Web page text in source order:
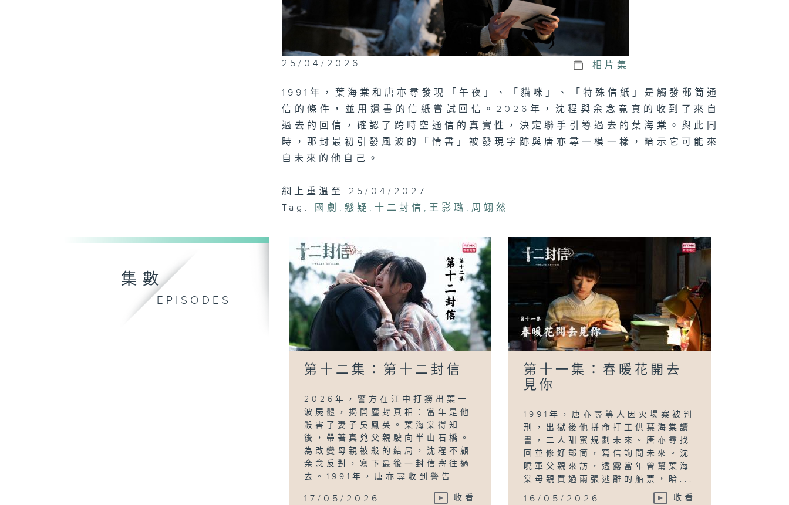
第四集：我想給你
一個晴天，但我只
有一把烏雲做的傘
第三集：時間與少
年
25/04/2026 相片集
1991年，葉海棠和唐亦尋發現「午夜」、「貓咪」、「特殊信紙」是觸發郵筒通
信的條件，並用遺書的信紙嘗試回信。2026年，沈程與余念竟真的收到了來自
過去的回信，確認了跨時空通信的真實性，決定聯手引導過去的葉海棠。與此同
時，那封最初引發風波的「情書」被發現字跡與唐亦尋一模一樣，暗示它可能來
自未來的他自己。
網上重溫至 25/04/2027
Tag:
國劇 ,懸疑 , 十二封信 ,王影璐 ,周翊然
集數
EPISODES
第十二集：第十二封信
2026年，警方在江中打撈出葉一
波屍體，揭開塵封真相：當年是他
殺害了妻子吳鳳英。葉海棠得知
後，帶著真兇父親駛向半山石橋。
為改變母親被殺的結局，沈程不顧
余念反對，寫下最後一封信寄往過
去。1991年，唐亦尋收到警告...
17/05/2026 收看
第十一集：春暖花開去
見你
1991年，唐亦尋等人因火場案被判
刑，出獄後他拼命打工供葉海棠讀
書，二人甜蜜規劃未來。唐亦尋找
回並修好郵筒，寫信詢問未來。沈
曉軍父親來訪，透露當年曾幫葉海
棠母親買過兩張逃離的船票，暗...
16/05/2026 收看